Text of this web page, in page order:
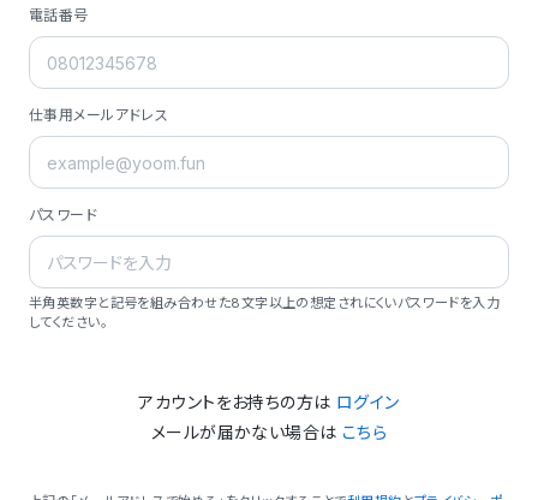
電話番号
仕事用メールアドレス
パスワード
半角英数字と記号を組み合わせた8文字以上の想定されにくいパスワードを入力
してください。
アカウントをお持ちの方は ログイン
メールが届かない場合は こちら